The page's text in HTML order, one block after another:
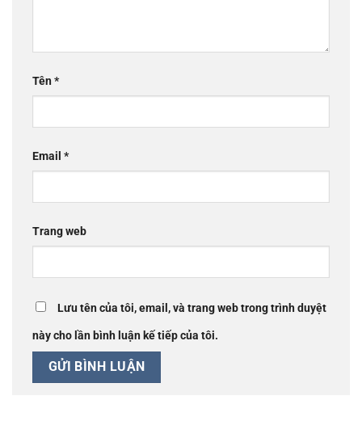
Tên*
Email *
Trang web
Lưu tên của tôi, email, và trang web trong trình duyệt
này cho lần bình luận kế tiếp của tôi.